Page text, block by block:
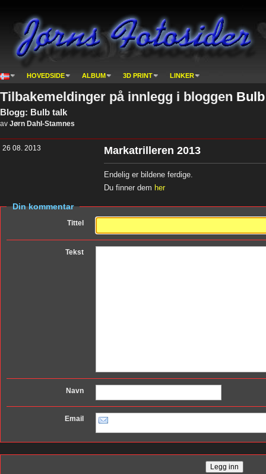
HOVEDSIDE ALBUM 3D PRINT LINKER
Tilbakemeldinger på innlegg i bloggen
Blogg: Bulb talk
av Jørn Dahl-Stamnes
26 08. 2013 Markatrilleren 2013
Endelig er bildene ferdige.
Du finner dem her
Din kommentar
Tittel
Tekst
Navn
Email